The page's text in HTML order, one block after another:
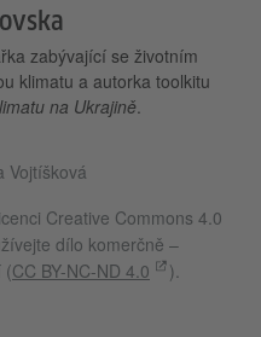
zabývající se životním
klimatu a autorka toolkitu
na Ukrajině.
Vojtíšková
Creative Commons 4.0
dílo komerčně –
(CC BY-NC-ND 4.0 ).